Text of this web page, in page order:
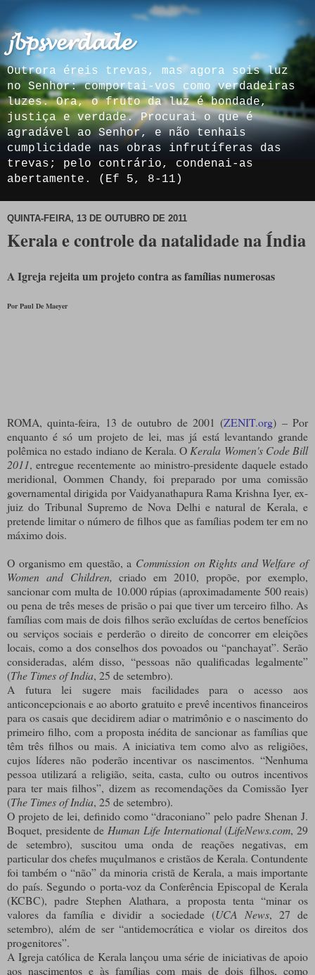
𝓳𝓫𝓹𝓼𝓿𝓮𝓻𝓭𝓪𝓭𝓮
Outrora éreis trevas, mas agora sois luz
no Senhor: comportai-vos como verdadeiras
luzes. Ora, o fruto da luz é bondade,
justiça e verdade. Procurai o que é
agradável ao Senhor, e não tenhais
cumplicidade nas obras infrutíferas das
trevas; pelo contrário, condenai-as
abertamente. (Ef 5, 8-11)
QUINTA-FEIRA, 13 DE OUTUBRO DE 2011
Kerala e controle da natalidade na Índia
A Igreja rejeita um projeto contra as famílias numerosas
Por Paul De Maeyer
ROMA, quinta-feira, 13 de outubro de 2001 (ZENIT.org) – Por
enquanto é só um projeto de lei, mas já está levantando grande
polêmica no estado indiano de Kerala. O Kerala Women's Code Bill
2011, entregue recentemente ao ministro-presidente daquele estado
meridional, Oommen Chandy, foi preparado por uma comissão
governamental dirigida por Vaidyanathapura Rama Krishna Iyer, ex-
juiz do Tribunal Supremo de Nova Delhi e natural de Kerala, e
pretende limitar o número de filhos que as famílias podem ter em no
máximo dois.
O organismo em questão, a Commission on Rights and Welfare of
Women and Children,criado em 2010, propõe, por exemplo,
sancionar com multa de 10.000 rúpias (aproximadamente 500 reais)
ou pena de três meses de prisão o pai que tiver um terceiro filho. As
famílias com mais de dois filhos serão excluídas de certos benefícios
ou serviços sociais e perderão o direito de concorrer em eleições
locais, como a dos conselhos dos povoados ou “panchayat”. Serão
consideradas, além disso, “pessoas não qualificadas legalmente”
(The Times of India, 25 de setembro).
A futura lei sugere mais facilidades para o acesso aos
anticoncepcionais e ao aborto gratuito e prevê incentivos financeiros
para os casais que decidirem adiar o matrimônio e o nascimento do
primeiro filho, com a proposta inédita de sancionar as famílias que
têm três filhos ou mais. A iniciativa tem como alvo as religiões,
cujos líderes não poderão incentivar os nascimentos. “Nenhuma
pessoa utilizará a religião, seita, casta, culto ou outros incentivos
para ter mais filhos”, dizem as recomendações da Comissão Iyer
(The Times of India, 25 de setembro).
O projeto de lei, definido como “draconiano” pelo padre Shenan J.
Boquet, presidente de Human Life International(LifeNews.com, 29
de setembro), suscitou uma onda de reações negativas, em
particular dos chefes muçulmanos e cristãos de Kerala. Contundente
foi também o “não” da minoria cristã de Kerala, a mais importante
do país. Segundo o porta-voz da Conferência Episcopal de Kerala
(KCBC), padre Stephen Alathara, a proposta tenta “minar os
valores da família e dividir a sociedade (UCA News, 27 de
setembro), além de ser “antidemocrática e violar os direitos dos
progenitores”.
A Igreja católica de Kerala lançou uma série de iniciativas de apoio
aos nascimentos e às famílias com mais de dois filhos, como